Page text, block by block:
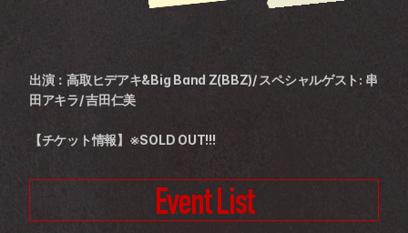
出演：高取ヒデアキ&Big Band Z(BBZ)/ スペシャルゲスト: 串
田アキラ/ 吉田仁美
【チケット情報】※SOLD OUT!!!
Event List